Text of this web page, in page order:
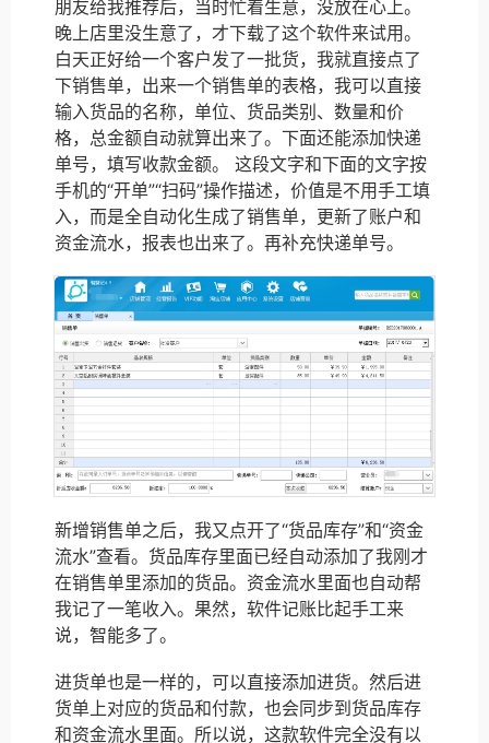
朋友给我推荐后，当时忙着生意，没放在心上。
晚上店里没生意了，才下载了这个软件来试用。
白天正好给一个客户发了一批货，我就直接点了
下销售单，出来一个销售单的表格，我可以直接
输入货品的名称，单位、货品类别、数量和价
格，总金额自动就算出来了。下面还能添加快递
单号，填写收款金额。 这段文字和下面的文字按
手机的“开单”“扫码”操作描述，价值是不用手工填
入，而是全自动化生成了销售单，更新了账户和
资金流水，报表也出来了。再补充快递单号。
新增销售单之后，我又点开了“货品库存”和“资金
流水”查看。货品库存里面已经自动添加了我刚才
在销售单里添加的货品。资金流水里面也自动帮
我记了一笔收入。果然，软件记账比起手工来
说，智能多了。
进货单也是一样的，可以直接添加进货。然后进
货单上对应的货品和付款，也会同步到货品库存
和资金流水里面。所以说，这款软件完全没有以